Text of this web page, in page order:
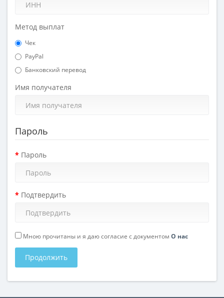
Метод выплат
Чек
PayPal
Банковский перевод
Имя получателя
Пароль
Пароль
Подтвердить
Мною прочитаны и я даю согласие с документом О нас